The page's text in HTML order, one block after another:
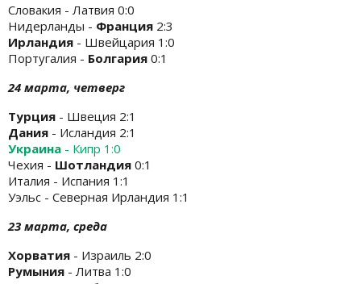
Словакия - Латвия 0:0
Нидерланды - Франция 2:3
Ирландия - Швейцария 1:0
Португалия - Болгария 0:1
24 марта, четверг
Турция - Швеция 2:1
Дания - Исландия 2:1
Украина - Кипр 1:0
Чехия - Шотландия 0:1
Италия - Испания 1:1
Уэльс - Северная Ирландия 1:1
23 марта, среда
Хорватия - Израиль 2:0
Румыния - Литва 1:0